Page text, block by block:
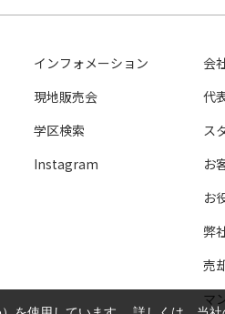
インフォメーション
現地販売会
学区検索
Instagram
会
代
ス
お
お
弊
売
マ